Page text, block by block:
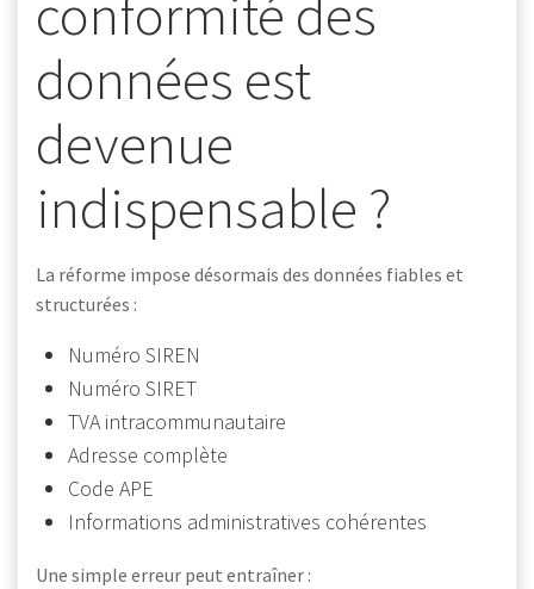
conformité des
données est
devenue
indispensable ?
La réforme impose désormais des données fiables et
structurées :
Numéro SIREN
Numéro SIRET
TVA intracommunautaire
Adresse complète
Code APE
Informations administratives cohérentes
Une simple erreur peut entraîner :